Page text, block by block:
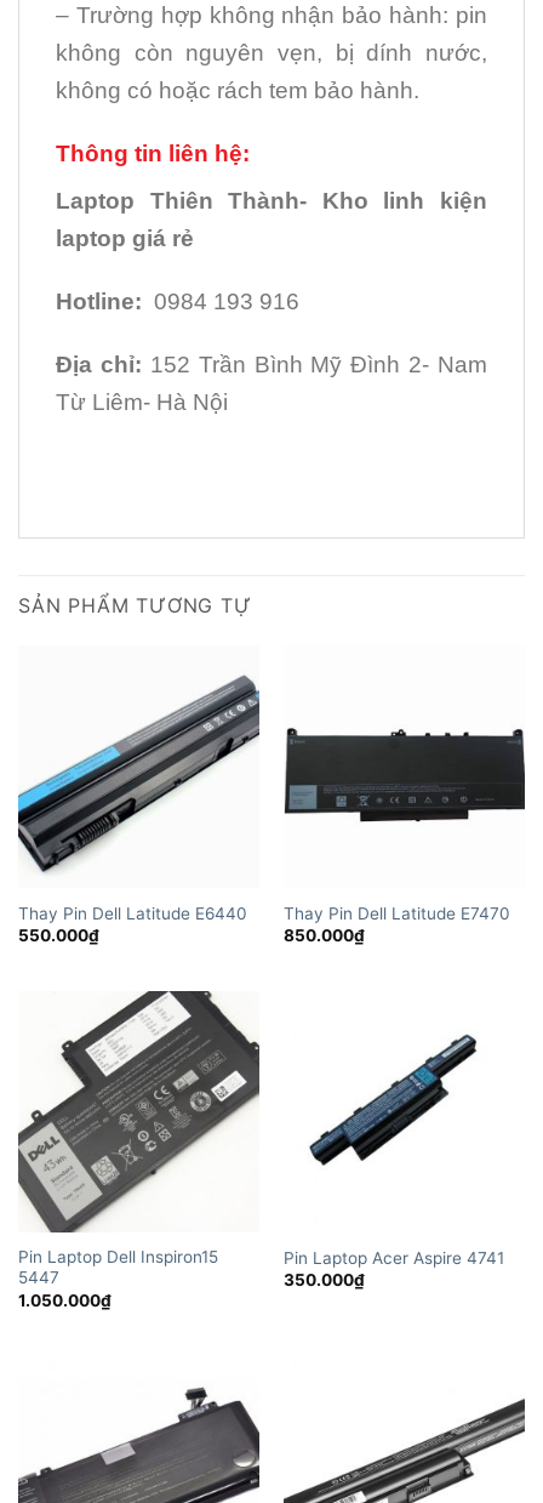
– Trường hợp không nhận bảo hành: pin
không còn nguyên vẹn, bị dính nước,
không có hoặc rách tem bảo hành.
Thông tin liên hệ:
Laptop Thiên Thành- Kho linh kiện
laptop giá rẻ
Hotline: 0984 193 916
Địa chỉ: 152 Trần Bình Mỹ Đình 2- Nam
Từ Liêm- Hà Nội
SẢN PHẨM TƯƠNG TỰ
Thay Pin Dell Latitude E6440
550.000₫
Thay Pin Dell Latitude E7470
850.000₫
Pin Laptop Dell Inspiron15
5447
1.050.000₫
Pin Laptop Acer Aspire 4741
350.000₫